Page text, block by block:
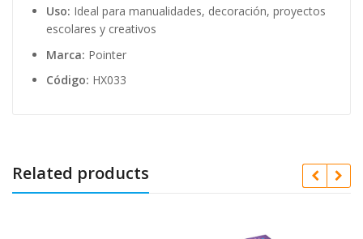
Uso: Ideal para manualidades, decoración, proyectos
escolares y creativos
Marca: Pointer
Código: HX033
Related products